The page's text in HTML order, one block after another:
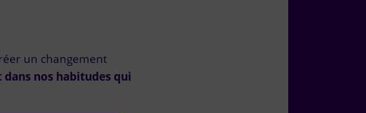
un changement
dans nos habitudes qui